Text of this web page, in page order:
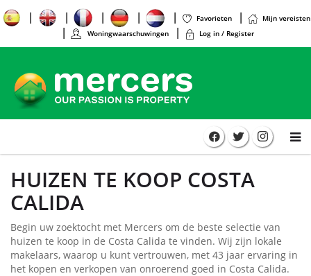
Favorieten
Mijn vereisten
Woningwaarschuwingen
Log in / Register
HUIZEN TE KOOP COSTA
CALIDA
Begin uw zoektocht met Mercers om de beste selectie van
huizen te koop in de Costa Calida te vinden. Wij zijn lokale
makelaars, waarop u kunt vertrouwen, met 43 jaar ervaring in
het kopen en verkopen van onroerend goed in Costa Calida.